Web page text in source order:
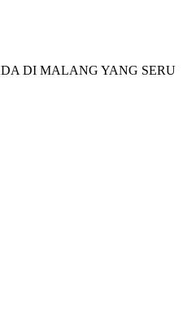
DI MALANG YANG SERU